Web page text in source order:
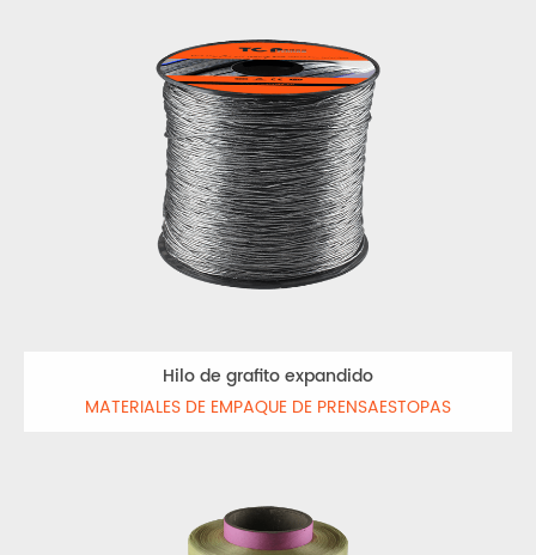
Hilo de grafito expandido
MATERIALES DE EMPAQUE DE PRENSAESTOPAS